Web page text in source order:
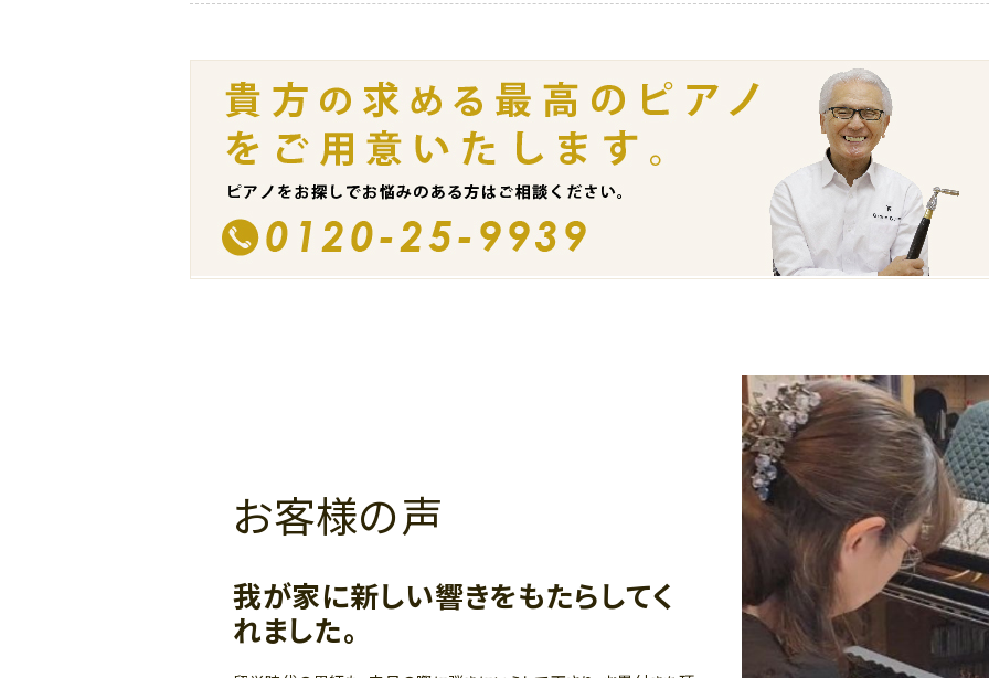
お客様の声
我が家に新しい響きをもたらしてく
れました。